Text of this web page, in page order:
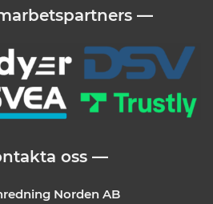
—
oss —
Norden AB